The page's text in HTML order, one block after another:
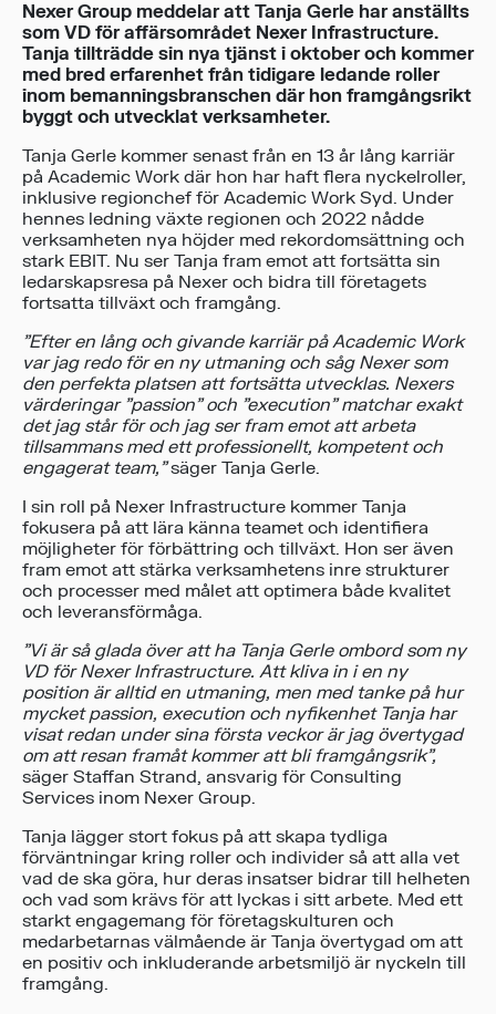
Nexer Group meddelar att Tanja Gerle har anställts
som VD för affärsområdet Nexer Infrastructure.
Tanja tillträdde sin nya tjänst i oktober och kommer
med bred erfarenhet från tidigare ledande roller
inom bemanningsbranschen där hon framgångsrikt
byggt och utvecklat verksamheter.
Tanja Gerle kommer senast från en 13 år lång karriär
på Academic Work där hon har haft flera nyckelroller,
inklusive regionchef för Academic Work Syd. Under
hennes ledning växte regionen och 2022 nådde
verksamheten nya höjder med rekordomsättning och
stark EBIT. Nu ser Tanja fram emot att fortsätta sin
ledarskapsresa på Nexer och bidra till företagets
fortsatta tillväxt och framgång.
”Efter en lång och givande karriär på Academic Work
var jag redo för en ny utmaning och såg Nexer som
den perfekta platsen att fortsätta utvecklas. Nexers
värderingar ”passion” och ”execution” matchar exakt
det jag står för och jag ser fram emot att arbeta
tillsammans med ett professionellt, kompetent och
engagerat team,”säger Tanja Gerle.
I sin roll på Nexer Infrastructure kommer Tanja
fokusera på att lära känna teamet och identifiera
möjligheter för förbättring och tillväxt. Hon ser även
fram emot att stärka verksamhetens inre strukturer
och processer med målet att optimera både kvalitet
och leveransförmåga.
”Vi är så glada över att ha Tanja Gerle ombord som ny
VD för Nexer Infrastructure. Att kliva in i en ny
position är alltid en utmaning, men med tanke på hur
mycket passion, execution och nyfikenhet Tanja har
visat redan under sina första veckor är jag övertygad
om att resan framåt kommer att bli framgångsrik”,
säger Staffan Strand, ansvarig för Consulting
Services inom Nexer Group.
Tanja lägger stort fokus på att skapa tydliga
förväntningar kring roller och individer så att alla vet
vad de ska göra, hur deras insatser bidrar till helheten
och vad som krävs för att lyckas i sitt arbete. Med ett
starkt engagemang för företagskulturen och
medarbetarnas välmående är Tanja övertygad om att
en positiv och inkluderande arbetsmiljö är nyckeln till
framgång.